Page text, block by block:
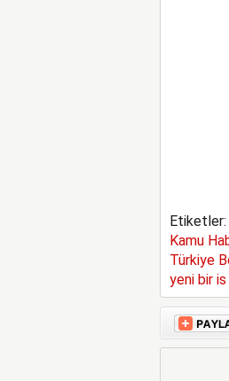
Etiketler:
Kamu
Türkiye
yeni bir is